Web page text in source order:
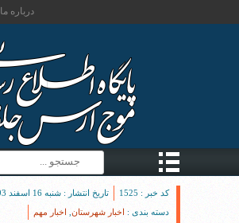
درباره ما
کد خبر : 1525
تاریخ انتشار : شنبه 16 اسفند 1393 - 8:19
دسته بندی : اخبار شهرستان اخبار مهم